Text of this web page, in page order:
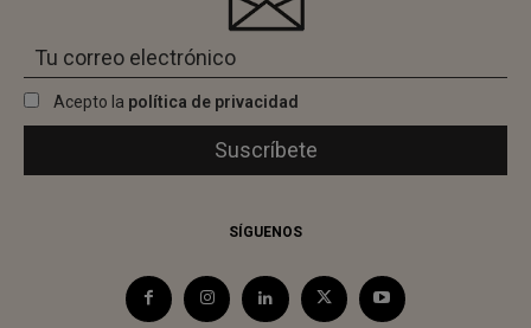
Acepto la política de privacidad
SÍGUENOS